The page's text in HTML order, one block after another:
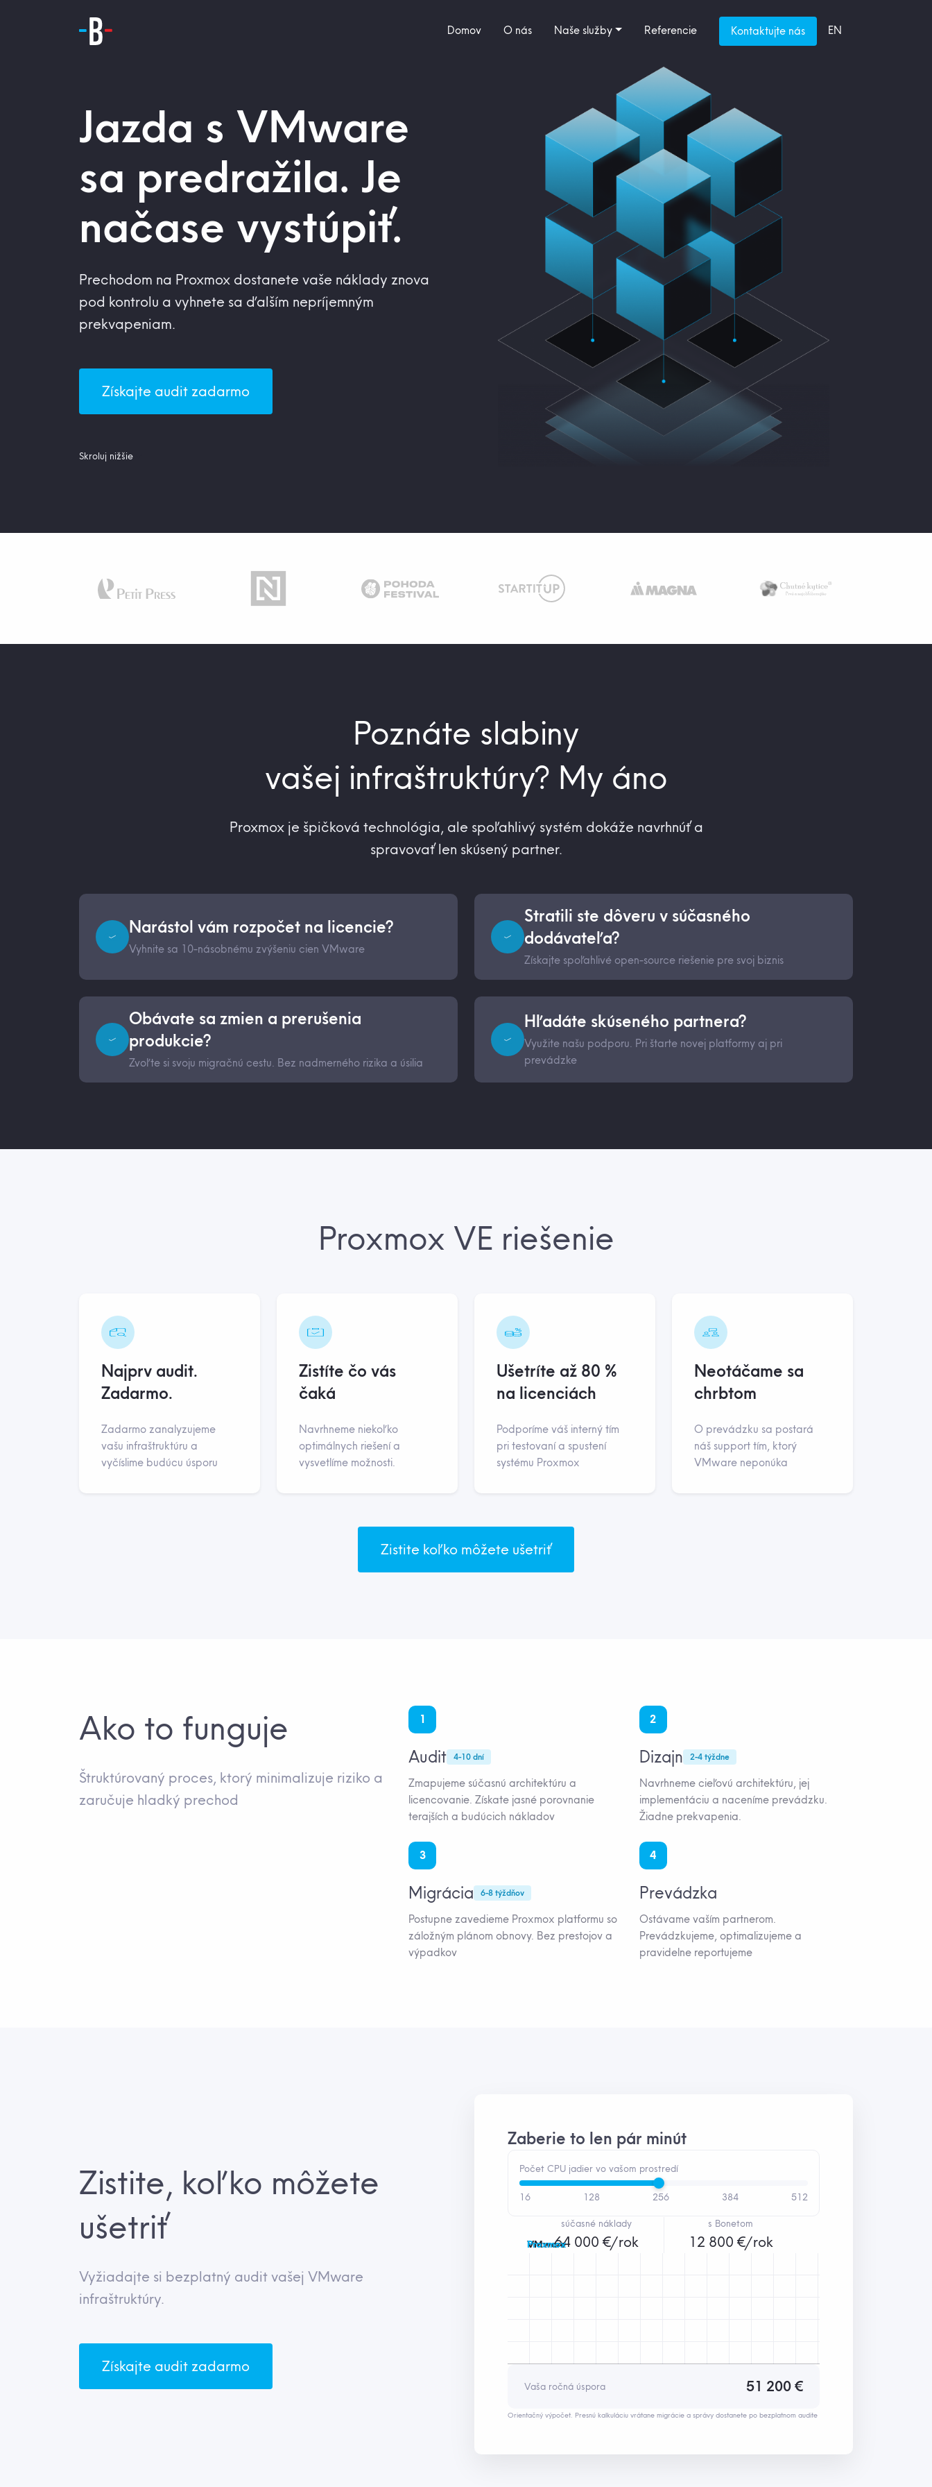
Domov O nás Naše služby Referencie Kontaktujte nás EN
Jazda s VMware
sa predražila. Je
načase vystúpiť.
Prechodom na Proxmox dostanete vaše náklady znova
pod kontrolu a vyhnete sa ďalším nepríjemným
prekvapeniam.
Získajte audit zadarmo
Skroluj nižšie
Poznáte slabiny
vašej infraštruktúry? My áno
Proxmox je špičková technológia, ale spoľahlivý systém dokáže navrhnúť a
spravovať len skúsený partner.
Narástol vám rozpočet na licencie?
Vyhnite sa 10-násobnému zvýšeniu cien VMware
Stratili ste dôveru v súčasného
dodávateľa?
Získajte spoľahlivé open-source riešenie pre svoj biznis
Obávate sa zmien a prerušenia
produkcie?
Zvoľte si svoju migračnú cestu. Bez nadmerného rizika a úsilia
Hľadáte skúseného partnera?
Využite našu podporu. Pri štarte novej platformy aj pri
prevádzke
Proxmox VE riešenie
Najprv audit.
Zadarmo.
Zadarmo zanalyzujeme
vašu infraštruktúru a
vyčíslime budúcu úsporu
Zistíte čo vás
čaká
Navrhneme niekoľko
optimálnych riešení a
vysvetlíme možnosti.
Ušetríte až 80 %
na licenciách
Podporíme váš interný tím
pri testovaní a spustení
systému Proxmox
Neotáčame sa
chrbtom
O prevádzku sa postará
náš support tím, ktorý
VMware neponúka
Zistite koľko môžete ušetriť
Ako to funguje
Štruktúrovaný proces, ktorý minimalizuje riziko a
zaručuje hladký prechod
1
Audit 4-10 dní
Zmapujeme súčasnú architektúru a
licencovanie. Získate jasné porovnanie
terajších a budúcich nákladov
2
Dizajn 2-4 týždne
Navrhneme cieľovú architektúru, jej
implementáciu a naceníme prevádzku.
Žiadne prekvapenia.
3
Migrácia 6-8 týždňov
Postupne zavedieme Proxmox platformu so
záložným plánom obnovy. Bez prestojov a
výpadkov
4
Prevádzka
Ostávame vaším partnerom.
Prevádzkujeme, optimalizujeme a
pravidelne reportujeme
Zistite, koľko môžete
ušetriť
Vyžiadajte si bezplatný audit vašej VMware
infraštruktúry.
Získajte audit zadarmo
Zaberie to len pár minút
Počet CPU jadier vo vašom prostredí
16 128 256 384 512
súčasné náklady
64 000 €/rok
s Bonetom
12 800 €/rok
VMware
Proxmox
Vaša ročná úspora 51 200 €
Orientačný výpočet. Presnú kalkuláciu vrátane migrácie a správy dostanete po bezplatnom audite